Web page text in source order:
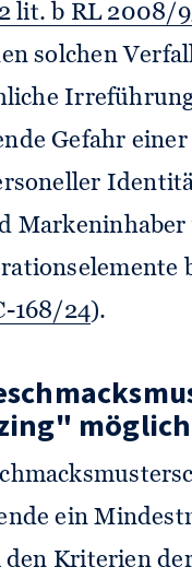
lit. b RL 2008/
solchen
Gefahr
168/24).
möglich
ein
den Kriterien